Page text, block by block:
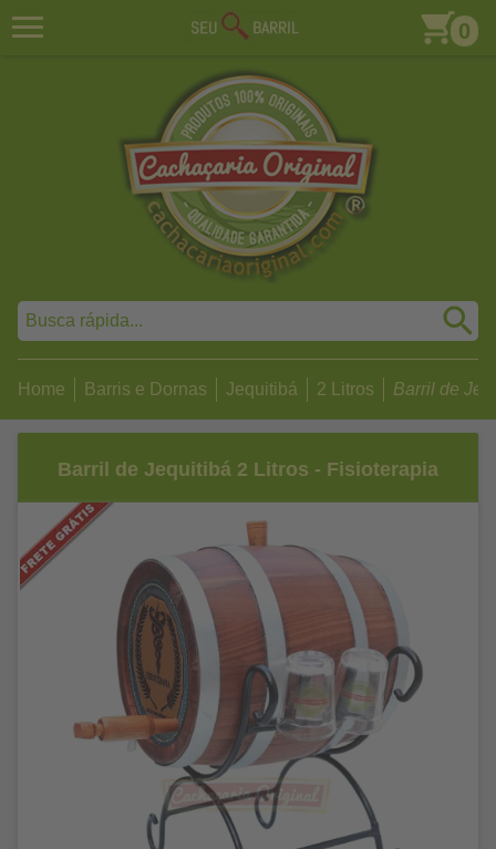
0
Home Barris e Dornas Jequitibá 2 Litros Barril de
Barril de Jequitibá 2 Litros - Fisioterapia